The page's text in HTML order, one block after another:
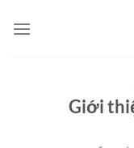
qua
Giới